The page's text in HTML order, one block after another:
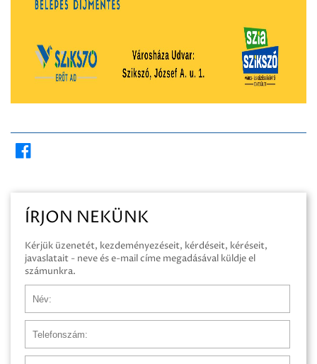
ÍRJON NEKÜNK
Kérjük üzenetét, kezdeményezéseit, kérdéseit, kéréseit,
javaslatait - neve és e-mail címe megadásával küldje el
számunkra.